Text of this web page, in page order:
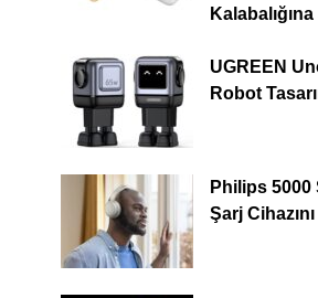
UGREEN
Robot
Philips 5000
Şarj